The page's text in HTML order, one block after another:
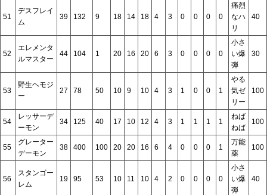
51
デスフレイ
ム
39 132 9 18 14 18 4 3 0 0 0 0
痛烈
なハ
リ
40
52
エレメンタ
ルマスター
44 104 1 20 16 20 6 3 0 0 0 0
小さ
い爆
弾
30
53
野生ヘモジ
ー
27 78 50 10 9 10 4 3 1 0 0 1
やる
気ゼ
リー
100
54
レッサーデ
ーモン
34 125 40 17 10 12 4 3 1 1 1 1
ねば
ねば
100
55
グレーター
デーモン
38 400 100 20 20 16 6 4 0 0 0 1
万能
薬
100
56
スタンゴー
レム
19 95 53 10 11 10 4 2 0 0 0 0
小さ
い爆
弾
40